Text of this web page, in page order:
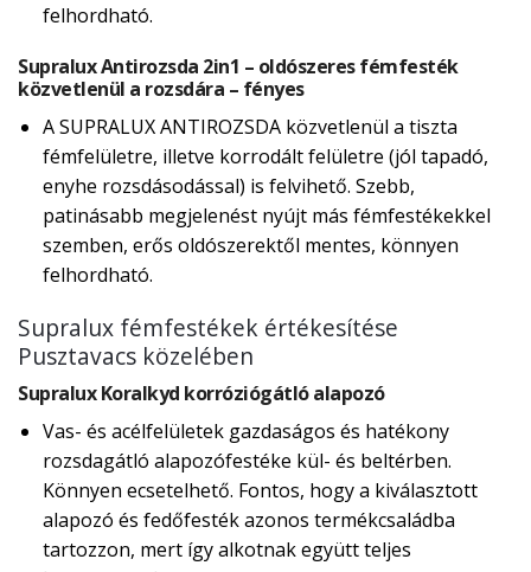
felhordható.
Supralux Antirozsda 2in1 – oldószeres fémfesték
közvetlenül a rozsdára – fényes
A SUPRALUX ANTIROZSDA közvetlenül a tiszta
fémfelületre, illetve korrodált felületre (jól tapadó,
enyhe rozsdásodással) is felvihető. Szebb,
patinásabb megjelenést nyújt más fémfestékekkel
szemben, erős oldószerektől mentes, könnyen
felhordható.
Supralux fémfestékek értékesítése
Pusztavacs közelében
Supralux Koralkyd korróziógátló alapozó
Vas- és acélfelületek gazdaságos és hatékony
rozsdagátló alapozófestéke kül- és beltérben.
Könnyen ecsetelhető. Fontos, hogy a kiválasztott
alapozó és fedőfesték azonos termékcsaládba
tartozzon, mert így alkotnak együtt teljes